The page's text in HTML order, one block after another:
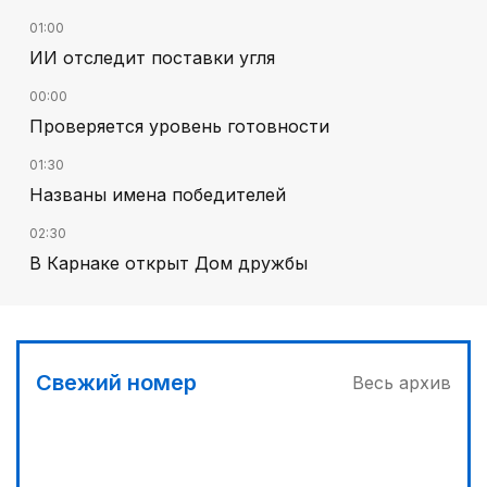
01:00
ИИ отследит поставки угля
00:00
Проверяется уровень готовности
01:30
Названы имена победителей
02:30
В Карнаке открыт Дом дружбы
программе
03:30
Свежий номер Весь архив